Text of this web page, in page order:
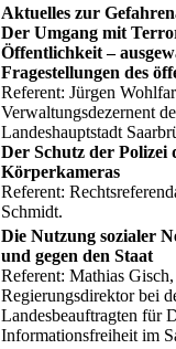
Aktuelles zur
Der Umgang mit
Öffentlichkeit –
Fragestellungen des
Referent: Jürgen
Verwaltungsdezernent
Landeshauptstadt
Der Schutz der Polizei
Körperkameras
Referent:
Schmidt.
Die Nutzung sozialer
und gegen den Staat
Referent: Mathias Gisch,
Regierungsdirektor bei
Landesbeauftragten für
Informationsfreiheit im